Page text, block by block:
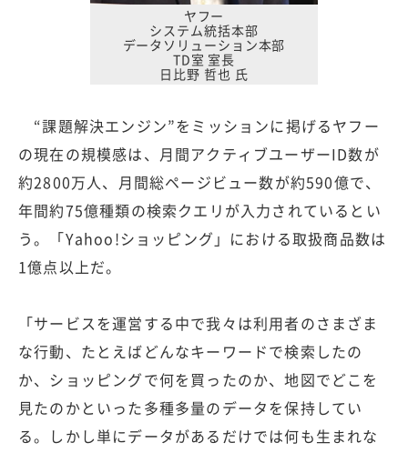
ヤフー
システム統括本部
データソリューション本部
TD室 室長
日比野 哲也 氏
“課題解決エンジン”をミッションに掲げるヤフー
の現在の規模感は、月間アクティブユーザーID数が
約2800万人、月間総ページビュー数が約590億で、
年間約75億種類の検索クエリが入力されているとい
う。「Yahoo!ショッピング」における取扱商品数は
1億点以上だ。
「サービスを運営する中で我々は利用者のさまざま
な行動、たとえばどんなキーワードで検索したの
か、ショッピングで何を買ったのか、地図でどこを
見たのかといった多種多量のデータを保持してい
る。しかし単にデータがあるだけでは何も生まれな